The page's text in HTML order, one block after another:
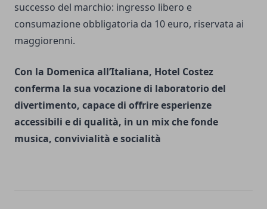
successo del marchio: ingresso libero e
consumazione obbligatoria da 10 euro, riservata ai
maggiorenni.
Con la Domenica all’Italiana, Hotel Costez
conferma la sua vocazione di laboratorio del
divertimento, capace di offrire esperienze
accessibili e di qualità, in un mix che fonde
musica, convivialità e socialità